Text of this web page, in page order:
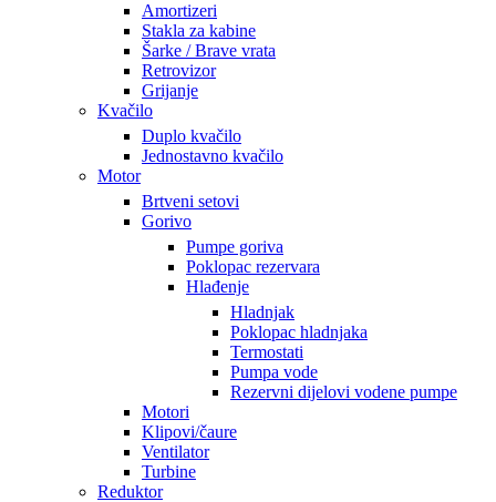
Amortizeri
Stakla za kabine
Šarke / Brave vrata
Retrovizor
Grijanje
Kvačilo
Duplo kvačilo
Jednostavno kvačilo
Motor
Brtveni setovi
Gorivo
Pumpe goriva
Poklopac rezervara
Hlađenje
Hladnjak
Poklopac hladnjaka
Termostati
Pumpa vode
Rezervni dijelovi vodene pumpe
Motori
Klipovi/čaure
Ventilator
Turbine
Reduktor